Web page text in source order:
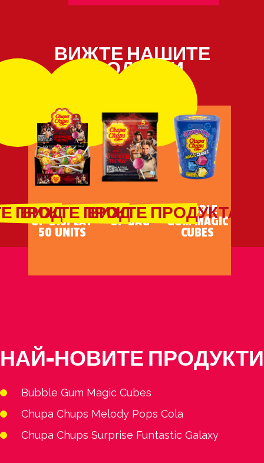
ВИЖТЕ НАШИТЕ
ПРОДУКТИ
RIGHT SIDE
UP DISPLAY
50 UNITS
ПРОДУКТАRIGHT SIDE
UP BAG
ВИЖТЕ ПРОДУКТА BUBBLE
GUM MAGIC
CUBES
ВИЖТЕ ПРОДУКТА
НАЙ-НОВИТЕ ПРОДУКТИ
Bubble Gum Magic Cubes
Chupa Chups Melody Pops Cola
Chupa Chups Surprise Funtastic Galaxy